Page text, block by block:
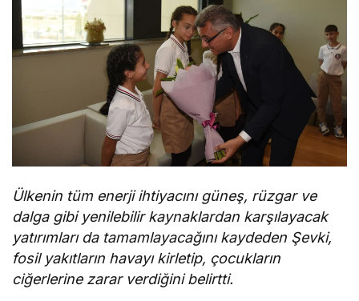
Ülkenin tüm enerji ihtiyacını güneş, rüzgar ve
dalga gibi yenilebilir kaynaklardan karşılayacak
yatırımları da tamamlayacağını kaydeden Şevki,
fosil yakıtların havayı kirletip, çocukların
ciğerlerine zarar verdiğini belirtti.